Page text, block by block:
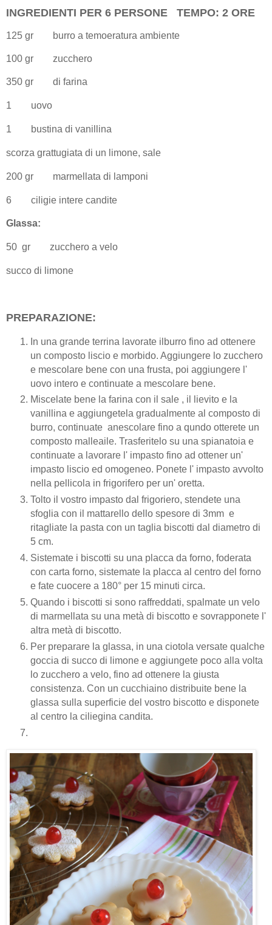
INGREDIENTI PER 6 PERSONE TEMPO: 2 ORE
125 gr burro a temoeratura ambiente
100 gr zucchero
350 gr di farina
1 uovo
1 bustina di vanillina
scorza grattugiata di un limone, sale
200 gr marmellata di lamponi
6 ciligie intere candite
Glassa:
50 gr zucchero a velo
succo di limone
PREPARAZIONE:
In una grande terrina lavorate ilburro fino ad ottenere
un composto liscio e morbido. Aggiungere lo zucchero
e mescolare bene con una frusta, poi aggiungere l'
uovo intero e continuate a mescolare bene.
Miscelate bene la farina con il sale , il lievito e la
vanillina e aggiungetela gradualmente al composto di
burro, continuate anescolare fino a qundo otterete un
composto malleaile. Trasferitelo su una spianatoia e
continuate a lavorare l' impasto fino ad ottener un'
impasto liscio ed omogeneo. Ponete l' impasto avvolto
nella pellicola in frigorifero per un' oretta.
Tolto il vostro impasto dal frigoriero, stendete una
sfoglia con il mattarello dello spesore di 3mm e
ritagliate la pasta con un taglia biscotti dal diametro di
5 cm.
Sistemate i biscotti su una placca da forno, foderata
con carta forno, sistemate la placca al centro del forno
e fate cuocere a 180° per 15 minuti circa.
Quando i biscotti si sono raffreddati, spalmate un velo
di marmellata su una metà di biscotto e sovrapponete l'
altra metà di biscotto.
Per preparare la glassa, in una ciotola versate qualche
goccia di succo di limone e aggiungete poco alla volta
lo zucchero a velo, fino ad ottenere la giusta
consistenza. Con un cucchiaino distribuite bene la
glassa sulla superficie del vostro biscotto e disponete
al centro la ciliegina candita.